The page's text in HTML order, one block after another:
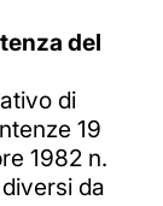
del
di
19
1982 n.
da